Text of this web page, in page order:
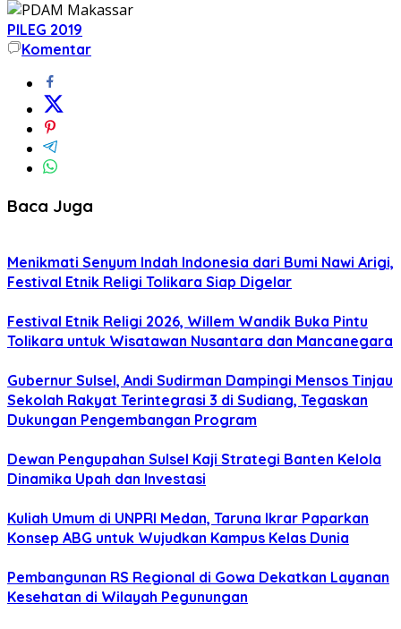
PILEG 2019
Komentar
Baca Juga
Menikmati Senyum Indah Indonesia dari Bumi Nawi Arigi,
Festival Etnik Religi Tolikara Siap Digelar
Festival Etnik Religi 2026, Willem Wandik Buka Pintu
Tolikara untuk Wisatawan Nusantara dan Mancanegara
Gubernur Sulsel, Andi Sudirman Dampingi Mensos Tinjau
Sekolah Rakyat Terintegrasi 3 di Sudiang, Tegaskan
Dukungan Pengembangan Program
Dewan Pengupahan Sulsel Kaji Strategi Banten Kelola
Dinamika Upah dan Investasi
Kuliah Umum di UNPRI Medan, Taruna Ikrar Paparkan
Konsep ABG untuk Wujudkan Kampus Kelas Dunia
Pembangunan RS Regional di Gowa Dekatkan Layanan
Kesehatan di Wilayah Pegunungan